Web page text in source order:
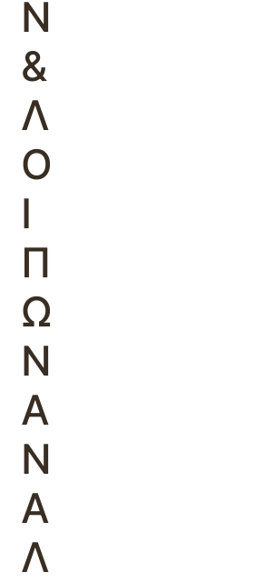
Ν
&
Λ
Ο
Ι
Π
Ω
Ν
Α
Ν
Α
Λ